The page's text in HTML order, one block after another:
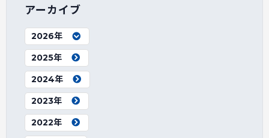
アーカイブ
2026年
2025年
2024年
2023年
2022年